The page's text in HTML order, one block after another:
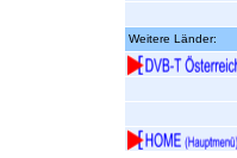
Weitere Länder: